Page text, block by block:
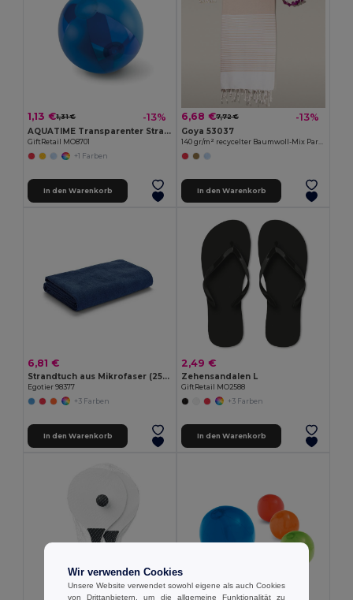
1,13 €1,31 € -13%
AQUATIME Transparenter Strandball Ø24cm
GiftRetail MO8701
+1 Farben
In den Warenkorb
6,68 €7,72 € -13%
Goya 53037
140 gr/m² recycelter Baumwoll-Mix Pareo MAUNA
In den Warenkorb
6,81 €
Strandtuch aus Mikrofaser (250 g/m²)
Egotier 98377
+3 Farben
In den Warenkorb
2,49 €
Zehensandalen L
GiftRetail MO2588
+3 Farben
In den Warenkorb
Wir verwenden Cookies
Unsere Website verwendet sowohl eigene als auch Cookies
von Drittanbietern, um die allgemeine Funktionalität zu